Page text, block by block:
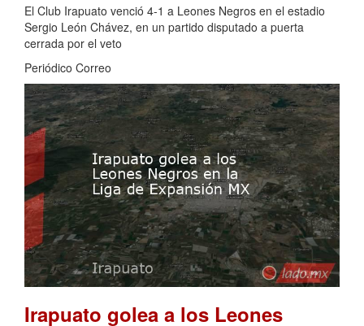
El Club Irapuato venció 4-1 a Leones Negros en el estadio
Sergio León Chávez, en un partido disputado a puerta
cerrada por el veto
Periódico Correo
Irapuato golea a los Leones